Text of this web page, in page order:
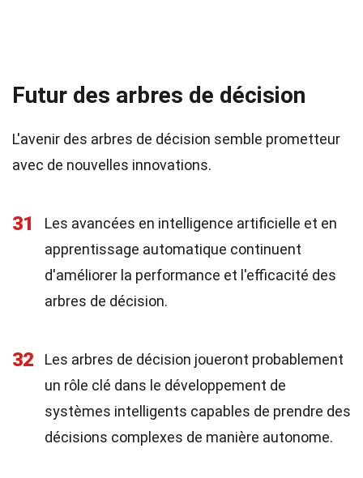
Futur des arbres de décision
L'avenir des arbres de décision semble prometteur
avec de nouvelles innovations.
31
Les avancées en intelligence artificielle et en
apprentissage automatique continuent
d'améliorer la performance et l'efficacité des
arbres de décision.
32
Les arbres de décision joueront probablement
un rôle clé dans le développement de
systèmes intelligents capables de prendre des
décisions complexes de manière autonome.